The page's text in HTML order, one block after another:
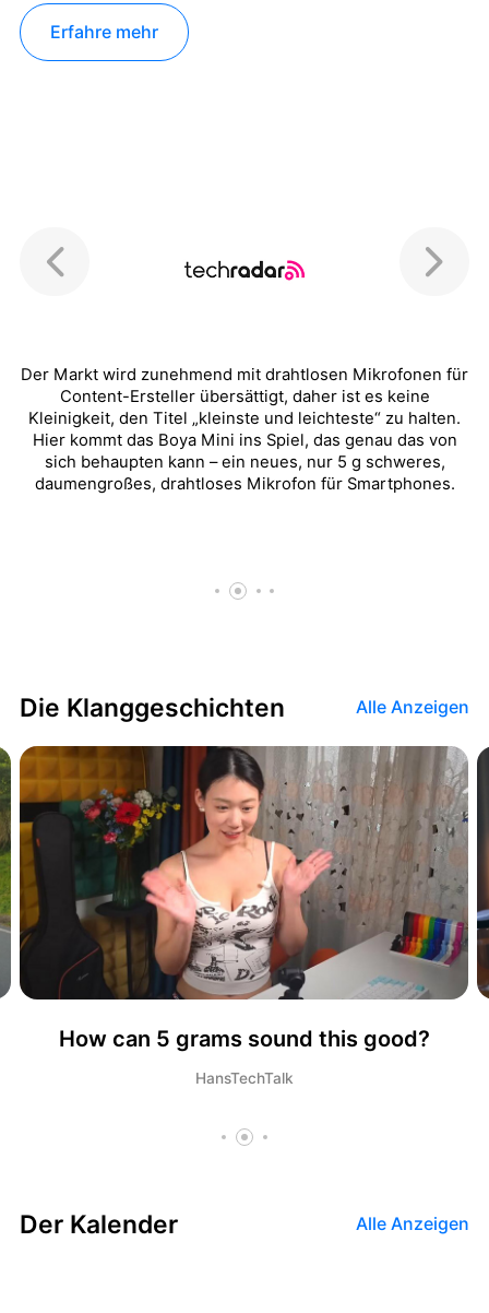
Erfahre mehr
Ein Aspekt, der mir am BOYAMIC wirklich gefällt, ist die
Integration von Mikrofoneingängen. Boya legt dem Kit
sogar zwei Lavaliermikrofone bei, sodass der drahtlose
Sender leicht in der Tasche des Sprechers zu verstecken
ist und Sie nur noch die kleinen Lavaliermikrofone
verstecken müssen.
Die Klanggeschichten Alle Anzeigen
BOYA: Tiny. Mighty. Affordable.
Jefe Vilanova
Der Kalender Alle Anzeigen
BOYA COMMUNITY
Audio und Elektronik bereichern Ihr
buntes Leben.